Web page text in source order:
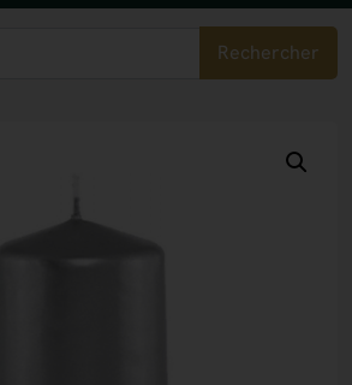
Rechercher